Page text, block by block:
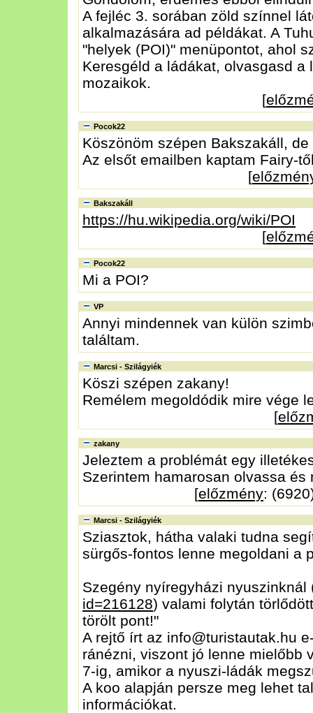
A fejléc 3. sorában zöld színnel
alkalmazására ad példákat. A
"helyek (POI)" menüpontot, ahol
Keresgéld a ládákat, olvasgasd
mozaikok.
[
Pocok22
Köszönöm szépen Bakszakáll,
Az elsőt emailben kaptam Fairy-
[
Bakszakáll
https://hu.wikipedia.org/wiki/POI
[
Pocok22
Mi a POI?
VP
Annyi mindennek van külön
találtam.
Marcsi - Szilágyiék
Köszi szépen zakany!
Remélem megoldódik mire vége
[
zakany
Jeleztem a problémát egy
Szerintem hamarosan olvassa és
[előzmény:
Marcsi - Szilágyiék
Sziasztok, hátha valaki tudna
sürgős-fontos lenne megoldani a
Szegény nyíregyházi nyuszinknál
id=216128) valami folytán
törölt pont!"
A rejtő írt az info@turistautak.hu
ránézni, viszont jó lenne mielőbb
7-ig, amikor a nyuszi-ládák
A koo alapján persze meg lehet
információkat.